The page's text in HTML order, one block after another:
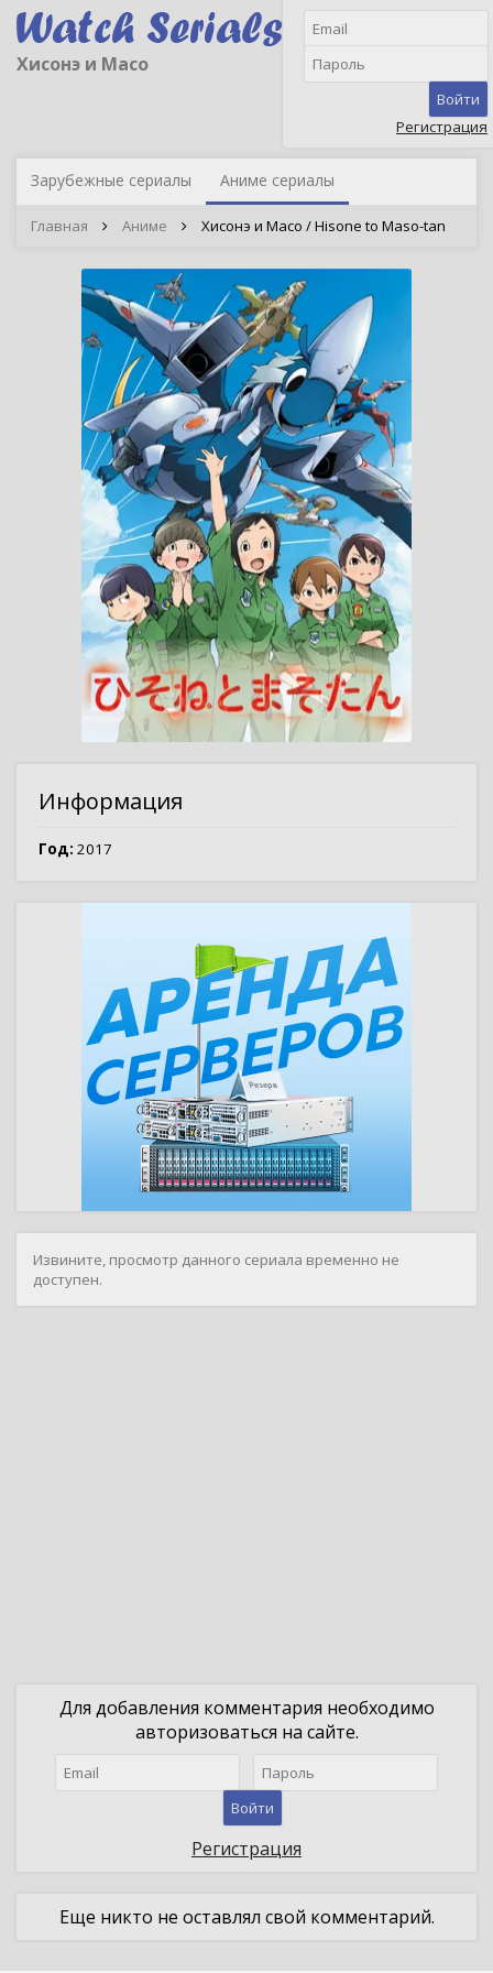
Хисонэ и Масо
Войти
Регистрация
Зарубежные сериалы Аниме сериалы
Главная Аниме Хисонэ и Масо / Hisone to Maso-tan
Информация
Год: 2017
Извините, просмотр данного сериала временно не
доступен.
Для добавления комментария необходимо
авторизоваться на сайте.
Войти
Регистрация
Еще никто не оставлял свой комментарий.